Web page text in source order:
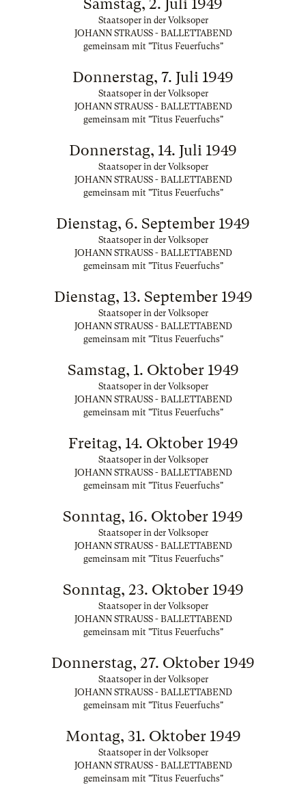
Samstag, 2. Juli 1949
Staatsoper in der Volksoper
JOHANN STRAUSS - BALLETTABEND
gemeinsam mit "Titus Feuerfuchs"
Donnerstag, 7. Juli 1949
Staatsoper in der Volksoper
JOHANN STRAUSS - BALLETTABEND
gemeinsam mit "Titus Feuerfuchs"
Donnerstag, 14. Juli 1949
Staatsoper in der Volksoper
JOHANN STRAUSS - BALLETTABEND
gemeinsam mit "Titus Feuerfuchs"
Dienstag, 6. September 1949
Staatsoper in der Volksoper
JOHANN STRAUSS - BALLETTABEND
gemeinsam mit "Titus Feuerfuchs"
Dienstag, 13. September 1949
Staatsoper in der Volksoper
JOHANN STRAUSS - BALLETTABEND
gemeinsam mit "Titus Feuerfuchs"
Samstag, 1. Oktober 1949
Staatsoper in der Volksoper
JOHANN STRAUSS - BALLETTABEND
gemeinsam mit "Titus Feuerfuchs"
Freitag, 14. Oktober 1949
Staatsoper in der Volksoper
JOHANN STRAUSS - BALLETTABEND
gemeinsam mit "Titus Feuerfuchs"
Sonntag, 16. Oktober 1949
Staatsoper in der Volksoper
JOHANN STRAUSS - BALLETTABEND
gemeinsam mit "Titus Feuerfuchs"
Sonntag, 23. Oktober 1949
Staatsoper in der Volksoper
JOHANN STRAUSS - BALLETTABEND
gemeinsam mit "Titus Feuerfuchs"
Donnerstag, 27. Oktober 1949
Staatsoper in der Volksoper
JOHANN STRAUSS - BALLETTABEND
gemeinsam mit "Titus Feuerfuchs"
Montag, 31. Oktober 1949
Staatsoper in der Volksoper
JOHANN STRAUSS - BALLETTABEND
gemeinsam mit "Titus Feuerfuchs"